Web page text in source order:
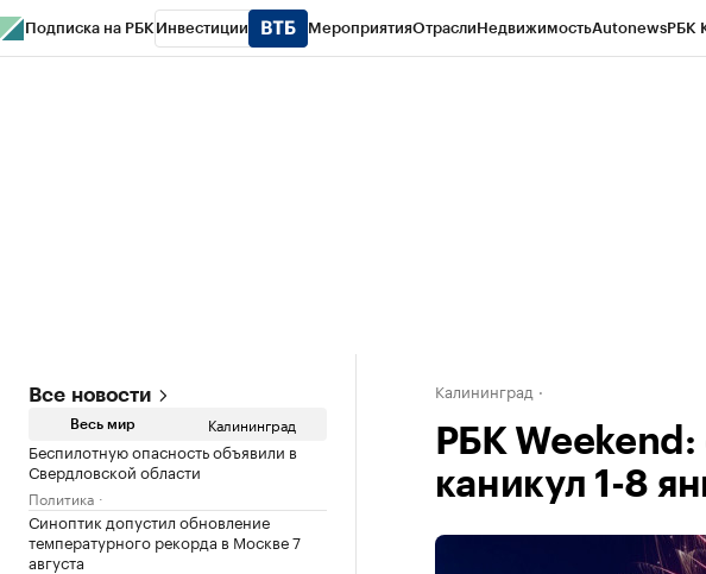
Подписка на РБК Инвестиции МероприятияОтраслиНедвижимостьAutonewsРБК
Все новости
Весь мир Калининград
Беспилотную опасность объявили в
Свердловской области
Политика
Синоптик допустил обновление
температурного рекорда в Москве 7
августа
Калининград
РБК
каникул 1-8